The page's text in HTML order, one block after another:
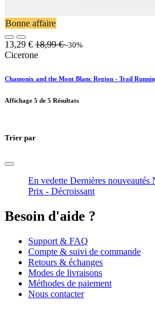
Bonne affaire
13,29 € 18,99€ -30%
Cicerone
Chamonix and the Mont Blanc Region - Trail
Affichage 5 de 5 Résultats
Trier par
En vedette Dernières nouveautés
Prix - Décroissant
Besoin d'aide ?
Support & FAQ
Compte & suivi de commande
Retours & échanges
Modes de livraisons
Méthodes de paiement
Nous contacter